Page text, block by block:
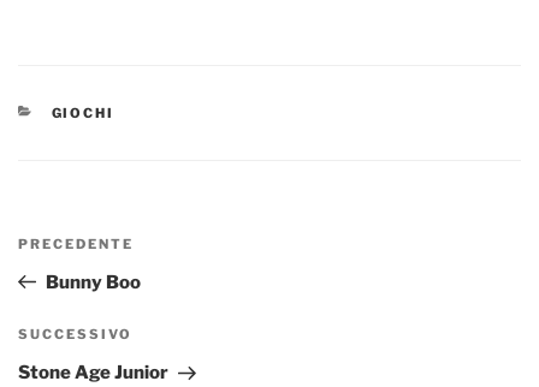
CATEGORIE
GIOCHI
Navigazione
Articolo
precedente:
PRECEDENTE
Bunny Boo
Articolo
successivo
SUCCESSIVO
Stone Age Junior